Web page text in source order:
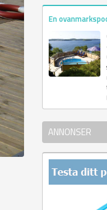
En
ANNONSER